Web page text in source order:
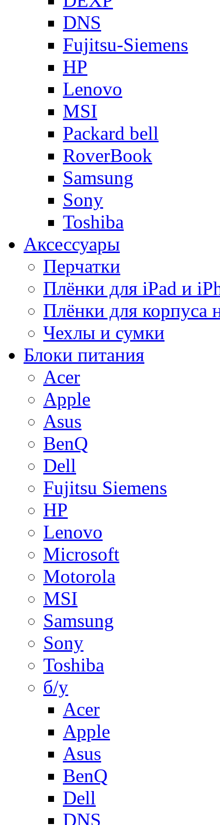
DNS
Fujitsu-Siemens
HP
Lenovo
MSI
Packard bell
RoverBook
Samsung
Sony
Toshiba
Аксессуары
Перчатки
Плёнки для iPad и
Плёнки для корпуса
Чехлы и сумки
Блоки питания
Acer
Apple
Asus
BenQ
Dell
Fujitsu Siemens
HP
Lenovo
Microsoft
Motorola
MSI
Samsung
Sony
Toshiba
б/у
Acer
Apple
Asus
BenQ
Dell
DNS